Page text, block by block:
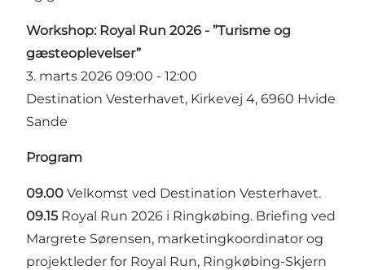
Workshop: Royal Run 2026 - ”Turisme og
gæsteoplevelser”
3. marts 2026 09:00 - 12:00
Destination Vesterhavet, Kirkevej 4, 6960 Hvide
Sande
Program
09.00 Velkomst ved Destination Vesterhavet.
09.15 Royal Run 2026 i Ringkøbing. Briefing ved
Margrete Sørensen, marketingkoordinator og
projektleder for Royal Run, Ringkøbing-Skjern